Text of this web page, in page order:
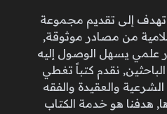
تهدف إلى تقديم مجموعة
من مصادر موثوقة,
علمي يسهل الوصول إليه
نقدم كتباً تغطي
والعقيدة والفقه
هدفنا هو خدمة الكتاب